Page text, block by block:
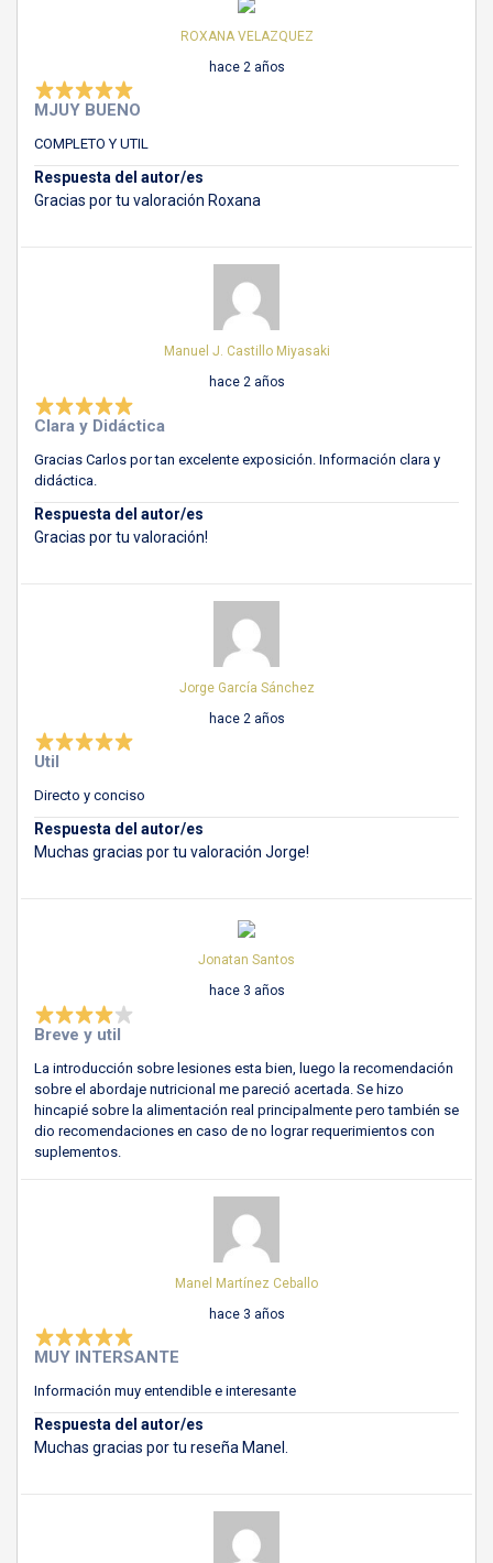
ROXANA VELAZQUEZ
hace 2 años
MJUY BUENO
COMPLETO Y UTIL
Respuesta del autor/es
Gracias por tu valoración Roxana
Manuel J. Castillo Miyasaki
hace 2 años
Clara y Didáctica
Gracias Carlos por tan excelente exposición. Información clara y
didáctica.
Respuesta del autor/es
Gracias por tu valoración!
Jorge García Sánchez
hace 2 años
Util
Directo y conciso
Respuesta del autor/es
Muchas gracias por tu valoración Jorge!
Jonatan Santos
hace 3 años
Breve y util
La introducción sobre lesiones esta bien, luego la recomendación
sobre el abordaje nutricional me pareció acertada. Se hizo
hincapié sobre la alimentación real principalmente pero también se
dio recomendaciones en caso de no lograr requerimientos con
suplementos.
Manel Martínez Ceballo
hace 3 años
MUY INTERSANTE
Información muy entendible e interesante
Respuesta del autor/es
Muchas gracias por tu reseña Manel.